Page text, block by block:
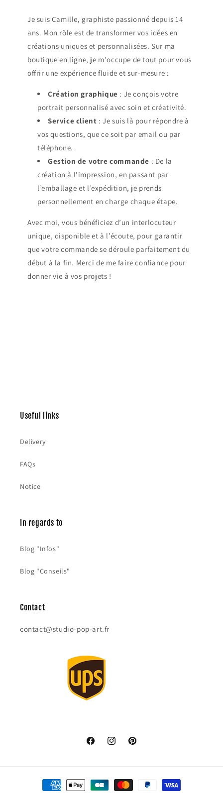
Je suis Camille, graphiste passionné depuis 14
ans. Mon rôle est de transformer vos idées en
créations uniques et personnalisées. Sur ma
boutique en ligne, je m'occupe de tout pour vous
offrir une expérience fluide et sur-mesure :
Création graphique : Je conçois votre
portrait personnalisé avec soin et créativité.
Service client : Je suis là pour répondre à
vos questions, que ce soit par email ou par
téléphone.
Gestion de votre commande : De la
création à l’impression, en passant par
l’emballage et l’expédition, je prends
personnellement en charge chaque étape.
Avec moi, vous bénéficiez d’un interlocuteur
unique, disponible et à l’écoute, pour garantir
que votre commande se déroule parfaitement du
début à la fin. Merci de me faire confiance pour
donner vie à vos projets !
Useful links
Delivery
FAQs
Notice
In regards to
Blog "Infos"
Blog "Conseils"
Contact
contact@studio-pop-art.fr
FacebookInstagramPinterest
Payment
methods